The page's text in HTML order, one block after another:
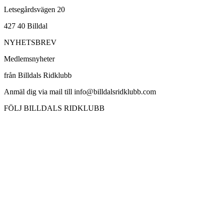
Letsegårdsvägen 20
427 40 Billdal
NYHETSBREV
Medlemsnyheter
från Billdals Ridklubb
Anmäl dig via mail till info@billdalsridklubb.com
FÖLJ BILLDALS RIDKLUBB